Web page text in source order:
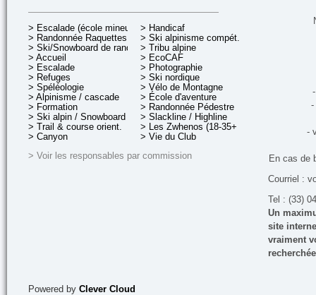
> Escalade (école mineurs)
> Randonnée Raquettes
> Ski/Snowboard de rando.
> Accueil
> Escalade
> Refuges
> Spéléologie
> Alpinisme / cascade
> Formation
> Ski alpin / Snowboard
> Trail & course orient.
> Canyon
> Handicaf
> Ski alpinisme compét.
> Tribu alpine
> EcoCAF
> Photographie
> Ski nordique
> Vélo de Montagne
> École d'aventure
> Randonnée Pédestre
> Slackline / Highline
> Les Zwhenos (18-35+ ans)
> Vie du Club
> Voir les responsables par commission
-
-
En cas de
Courriel :
Tel : (33)
Un
site
vraiment
Powered by Clever Cloud